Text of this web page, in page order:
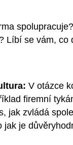
Líbí se vám, co
V otázce
firemní
jak zvládá
jak je